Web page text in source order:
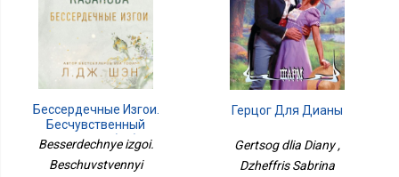
Бессердечные Изгои.
Бесчувственный
Казанова (#3)
Besserdechnye izgoi.
Beschuvstvennyi
Герцог Для Дианы
Gertsog dlia Diany ,
Dzheffris Sabrina